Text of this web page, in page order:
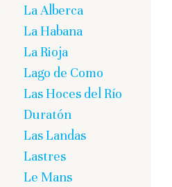
La Alberca
La Habana
La Rioja
Lago de Como
Las Hoces del Río
Duratón
Las Landas
Lastres
Le Mans